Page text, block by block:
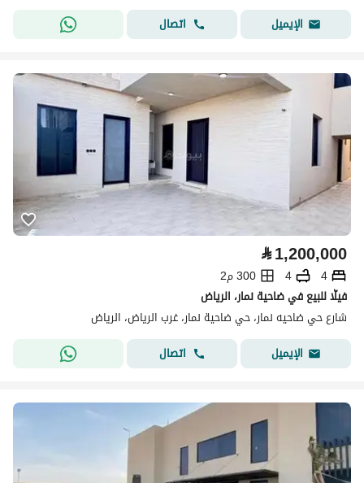
الإيميل
اتصال
⃁1,200,000
4
4
300 م2
فيلّا للبيع في ضاحية نمار، الرياض
شارع حي ضاحيه نمار، حي ضاحية نمار، غرب الرياض، الرياض
الإيميل
اتصال